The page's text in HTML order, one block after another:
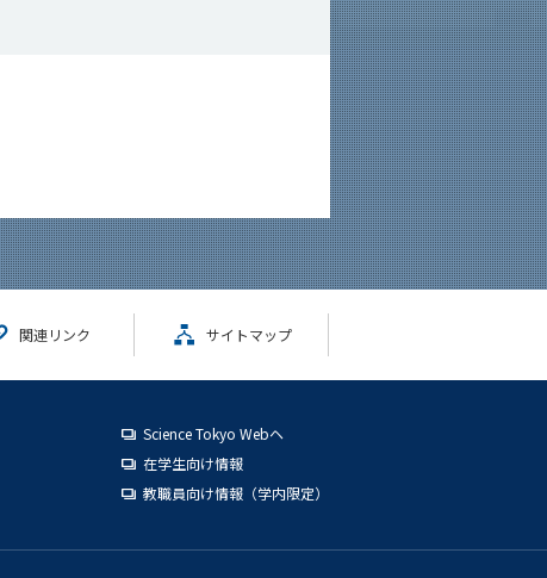
関連リンク サイトマップ
Science Tokyo Webヘ
在学生向け情報
教職員向け情報（学内限定）